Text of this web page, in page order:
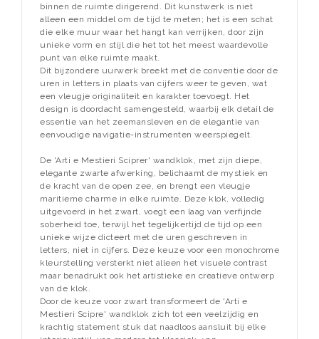
binnen de ruimte dirigerend. Dit kunstwerk is niet
alleen een middel om de tijd te meten; het is een schat
die elke muur waar het hangt kan verrijken, door zijn
unieke vorm en stijl die het tot het meest waardevolle
punt van elke ruimte maakt.
Dit bijzondere uurwerk breekt met de conventie door de
uren in letters in plaats van cijfers weer te geven, wat
een vleugje originaliteit en karakter toevoegt. Het
design is doordacht samengesteld, waarbij elk detail de
essentie van het zeemansleven en de elegantie van
eenvoudige navigatie-instrumenten weerspiegelt.
De 'Arti e Mestieri Sciprer' wandklok, met zijn diepe,
elegante zwarte afwerking, belichaamt de mystiek en
de kracht van de open zee, en brengt een vleugje
maritieme charme in elke ruimte. Deze klok, volledig
uitgevoerd in het zwart, voegt een laag van verfijnde
soberheid toe, terwijl het tegelijkertijd de tijd op een
unieke wijze dicteert met de uren geschreven in
letters, niet in cijfers. Deze keuze voor een monochrome
kleurstelling versterkt niet alleen het visuele contrast
maar benadrukt ook het artistieke en creatieve ontwerp
van de klok.
Door de keuze voor zwart transformeert de 'Arti e
Mestieri Scipre' wandklok zich tot een veelzijdig en
krachtig statement stuk dat naadloos aansluit bij elke